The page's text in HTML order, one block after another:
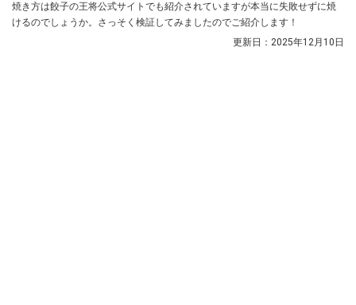
焼き方は餃子の王将公式サイトでも紹介されていますが本当に失敗せずに焼
けるのでしょうか。さっそく検証してみましたのでご紹介します！
更新日： 2025年12月10日